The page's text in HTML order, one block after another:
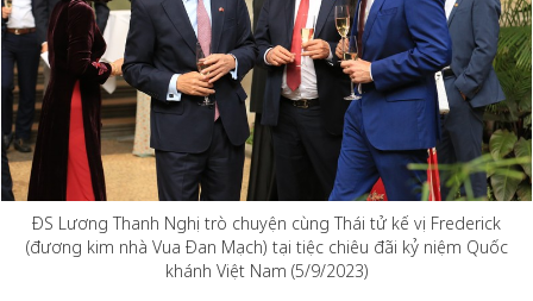
ĐS Lương Thanh Nghị trò chuyện cùng Thái tử kế vị Frederick
(đương kim nhà Vua Đan Mạch) tại tiệc chiêu đãi kỷ niệm Quốc
khánh Việt Nam (5/9/2023)